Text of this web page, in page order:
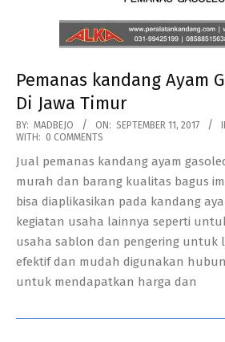
Pemanas kandang Ayam
Di Jawa Timur
2017-
09-
11
BY: MADBEJO ON: SEPTEMBER 11, 2017
WITH: 0 COMMENTS
Jual pemanas kandang ayam
murah dan barang kualitas bagus
bisa diaplikasikan pada kandang
kegiatan usaha lainnya seperti
usaha sablon dan pengering untuk
efektif dan mudah digunakan
untuk mendapatkan harga dan